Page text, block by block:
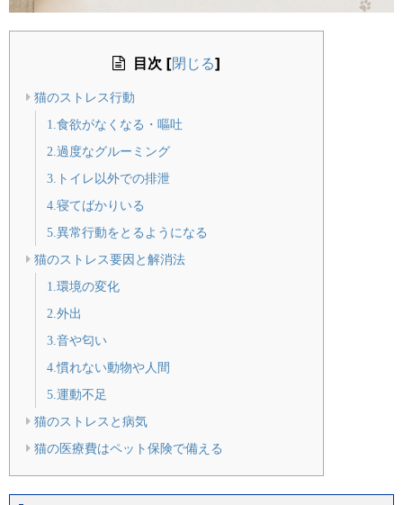
目次 [閉じる]
猫のストレス行動
1.食欲がなくなる・嘔吐
2.過度なグルーミング
3.トイレ以外での排泄
4.寝てばかりいる
5.異常行動をとるようになる
猫のストレス要因と解消法
1.環境の変化
2.外出
3.音や匂い
4.慣れない動物や人間
5.運動不足
猫のストレスと病気
猫の医療費はペット保険で備える